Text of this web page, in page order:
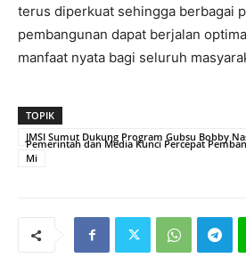
terus diperkuat sehingga berbagai
pembangunan dapat berjalan
manfaat nyata bagi seluruh
TOPIK
JMSI Sumut Dukung Program Gubsu Bobby
Pemerintah dan Media Kunci Percepat
Mi